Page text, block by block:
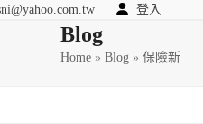
登入
顧問Blog
Home »Blog »保險新